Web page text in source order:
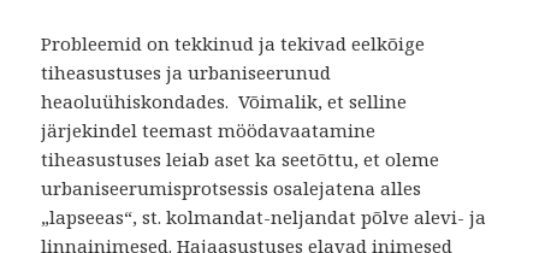
Probleemid on tekkinud ja tekivad eelkõige
tiheasustuses ja urbaniseerunud
heaoluühiskondades. Võimalik, et selline
järjekindel teemast möödavaatamine
tiheasustuses leiab aset ka seetõttu, et oleme
urbaniseerumisprotsessis osalejatena alles
„lapseeas“, st. kolmandat-neljandat põlve alevi- ja
linnainimesed. Hajaasustuses elavad inimesed